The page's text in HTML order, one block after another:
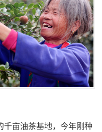
亩油茶基地，今年刚种